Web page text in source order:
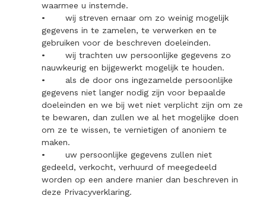
waarmee u instemde.
•
wij streven ernaar om zo weinig mogelijk
gegevens in te zamelen, te verwerken en te
gebruiken voor de beschreven doeleinden.
•
wij trachten uw persoonlijke gegevens zo
nauwkeurig en bijgewerkt mogelijk te houden.
•
als de door ons ingezamelde persoonlijke
gegevens niet langer nodig zijn voor bepaalde
doeleinden en we bij wet niet verplicht zijn om ze
te bewaren, dan zullen we al het mogelijke doen
om ze te wissen, te vernietigen of anoniem te
maken.
•
uw persoonlijke gegevens zullen niet
gedeeld, verkocht, verhuurd of meegedeeld
worden op een andere manier dan beschreven in
deze Privacyverklaring.